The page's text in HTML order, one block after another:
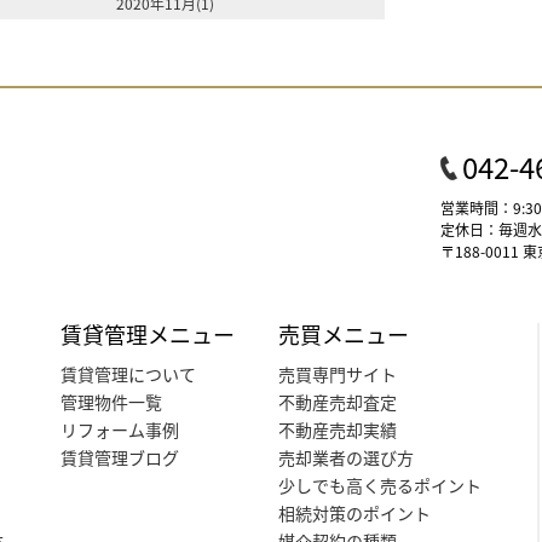
042-
営業時間：
定休日：毎週
〒188-0011
賃貸管理メニュー
賃貸管理について
管理物件一覧
リフォーム事例
賃貸管理ブログ
売買メニュー
売買専門サイト
不動産売却査定
不動産売却実績
売却業者の選び方
少しでも高く売るポイント
相続対策のポイント